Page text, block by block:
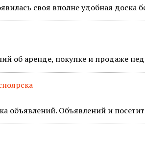
своя вполне удобная доска
об аренде, покупке и продаже
объявлений. Объявлений и